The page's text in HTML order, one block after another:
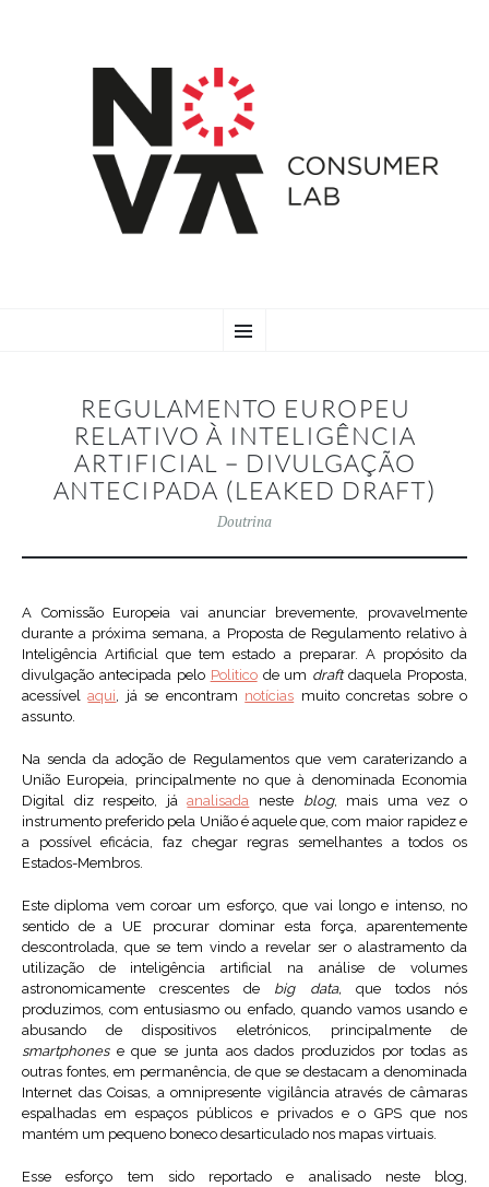
TO
REGULAMENTO EUROPEU
RELATIVO À INTELIGÊNCIA
ARTIFICIAL – DIVULGAÇÃO
ANTECIPADA (LEAKED DRAFT)
Doutrina
A Comissão Europeia vai anunciar brevemente, provavelmente
durante a próxima semana, a Proposta de Regulamento relativo à
Inteligência Artificial que tem estado a preparar. A propósito da
divulgação antecipada pelo Politicode um draftdaquela Proposta,
acessívelaqui, já se encontram notícias muito concretas sobre o
assunto.
Na senda da adoção de Regulamentos que vem caraterizando a
União Europeia, principalmente no que à denominada Economia
Digital diz respeito, jáanalisada neste blog, mais uma vez o
instrumento preferido pela União é aquele que, com maior rapidez e
a possível eficácia, faz chegar regras semelhantes a todos os
Estados-Membros.
Este diploma vem coroar um esforço, que vai longo e intenso, no
sentido de a UE procurar dominar esta força, aparentemente
descontrolada, que se tem vindo a revelar ser o alastramento da
utilização de inteligência artificial na análise de volumes
astronomicamente crescentes de big data, que todos nós
produzimos, com entusiasmo ou enfado, quando vamos usando e
abusando de dispositivos eletrónicos, principalmente de
smartphonese que se junta aos dados produzidos por todas as
outras fontes, em permanência, de que se destacam a denominada
Internet das Coisas, a omnipresente vigilância através de câmaras
espalhadas em espaços públicos e privados e o GPS que nos
mantém um pequeno boneco desarticulado nos mapas virtuais.
Esse esforço tem sido reportado e analisado neste blog,